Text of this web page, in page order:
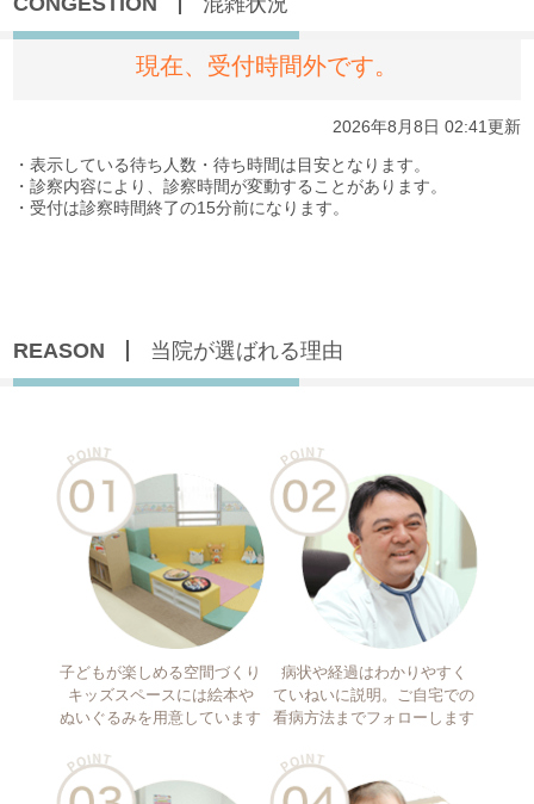
REASON 当院が選ばれる理由
子どもが楽しめる空間づくり
キッズスペースには絵本や
ぬいぐるみを用意しています
病状や経過はわかりやすく
ていねいに説明。ご自宅での
看病方法までフォローします